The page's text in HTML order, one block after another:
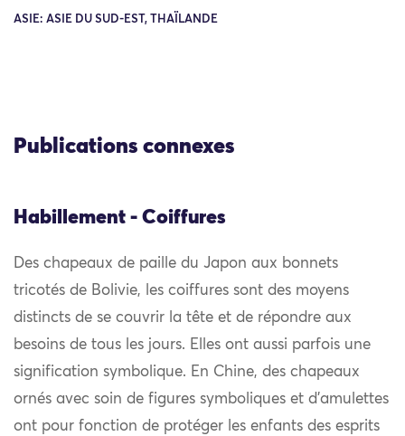
ASIE: ASIE DU SUD-EST, THAÏLANDE
Publications connexes
Habillement - Coiffures
Des chapeaux de paille du Japon aux bonnets
tricotés de Bolivie, les coiffures sont des moyens
distincts de se couvrir la tête et de répondre aux
besoins de tous les jours. Elles ont aussi parfois une
signification symbolique. En Chine, des chapeaux
ornés avec soin de figures symboliques et d’amulettes
ont pour fonction de protéger les enfants des esprits